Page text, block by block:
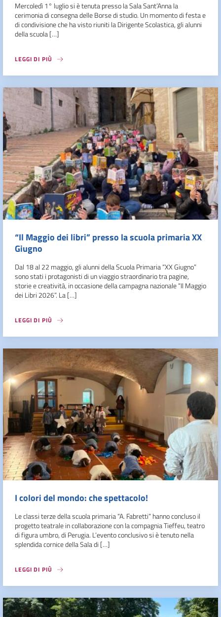
Mercoledì 1° luglio si è tenuta presso la Sala Sant’Anna la
cerimonia di consegna delle Borse di studio. Un momento di festa e
di condivisione che ha visto riuniti la Dirigente Scolastica, gli alunni
della scuola […]
LEGGI DI PIÙ
“Il Maggio dei libri” presso la scuola primaria XX
Giugno
Dal 18 al 22 maggio, gli alunni della Scuola Primaria “XX Giugno”
sono stati i protagonisti di un viaggio straordinario tra pagine,
storie e creatività, in occasione della campagna nazionale “Il Maggio
dei Libri 2026”. La […]
LEGGI DI PIÙ
I colori del mondo: che spettacolo!
Le classi terze della scuola primaria “A. Fabretti” hanno concluso il
progetto teatrale in collaborazione con la compagnia Tieffeu, teatro
di figura umbro, di Perugia. L’evento conclusivo si è tenuto nella
splendida cornice della Sala di […]
LEGGI DI PIÙ